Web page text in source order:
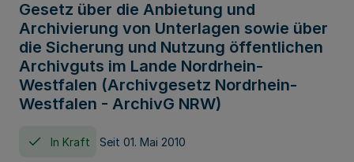
Gesetz über die Anbietung und
Archivierung von Unterlagen sowie über
die Sicherung und Nutzung öffentlichen
Archivguts im Lande Nordrhein-
Westfalen (Archivgesetz Nordrhein-
Westfalen - ArchivG NRW)
In Kraft Seit 01. Mai 2010